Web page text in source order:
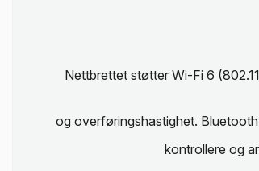
Nettbrettet støtter Wi-Fi 6
og overføringshastighet.
kontrollere og